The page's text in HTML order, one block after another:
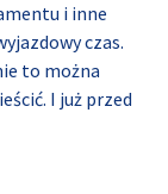
i inne
czas.
to można
I już przed